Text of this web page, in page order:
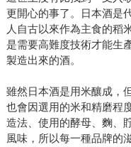
更開心的事了。日本酒是
人自古以來作為主食的稻
是需要高難度技術才能生
製造出來的酒。
雖然日本酒是用米釀成，
也會因選用的米和精磨程
造法、使用的酵母、麴、
風味，所以每一種品牌的